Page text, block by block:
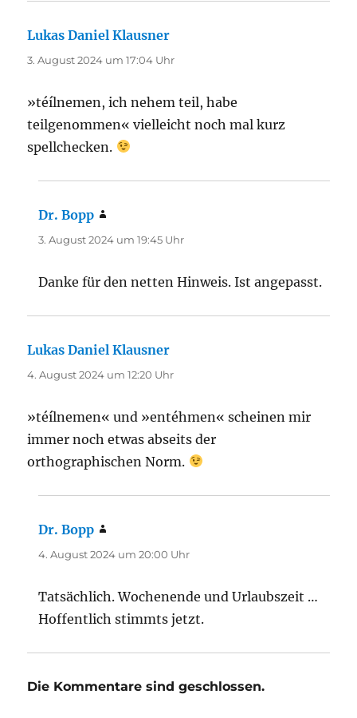
Lukas Daniel Klausner
3. August 2024 um 17:04 Uhr
»téílnemen, ich nehem teil, habe
teilgenommen« vielleicht noch mal kurz
spellchecken.
Dr. Bopp
3. August 2024 um 19:45 Uhr
Danke für den netten Hinweis. Ist angepasst.
Lukas Daniel Klausner
4. August 2024 um 12:20 Uhr
»téílnemen« und »entéhmen« scheinen mir
immer noch etwas abseits der
orthographischen Norm.
Dr. Bopp
4. August 2024 um 20:00 Uhr
Tatsächlich. Wochenende und Urlaubszeit …
Hoffentlich stimmts jetzt.
Die Kommentare sind geschlossen.